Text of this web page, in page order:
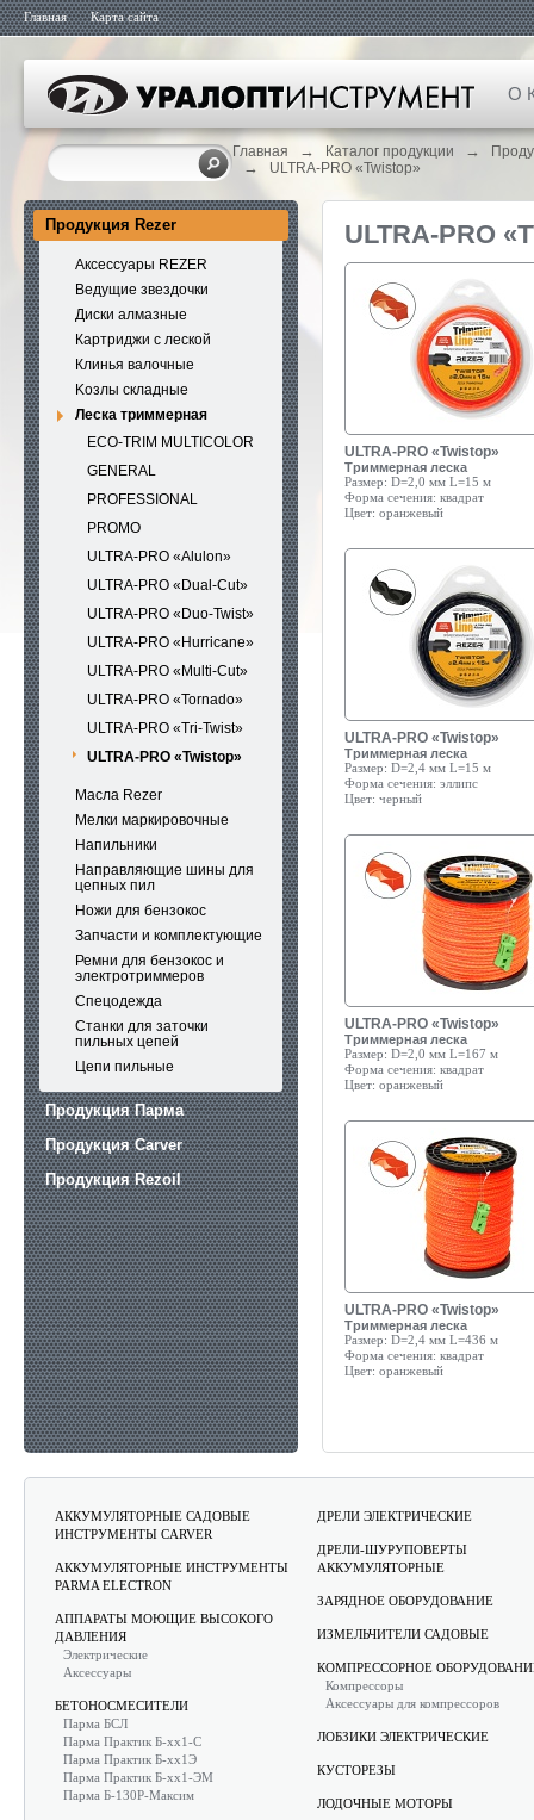
Главная Карта сайта
О
Главная → Каталог продукции →
→ ULTRA-PRO «Twistop»
Продукция Rezer
Аксессуары REZER
Ведущие звездочки
Диски алмазные
Картриджи с леской
Клинья валочные
Kозлы складные
Леска триммерная
ECO-TRIM MULTICOLOR
GENERAL
PROFESSIONAL
PROMO
ULTRA-PRO «Alulon»
ULTRA-PRO «Dual-Cut»
ULTRA-PRO «Duo-Twist»
ULTRA-PRO «Hurricane»
ULTRA-PRO «Multi-Cut»
ULTRA-PRO «Tornado»
ULTRA-PRO «Tri-Twist»
ULTRA-PRO «Twistop»
Масла Rezer
Мелки маркировочные
Напильники
Направляющие шины для
цепных пил
Ножи для бензокос
Запчасти и комплектующие
Ремни для бензокос и
электротриммеров
Спецодежда
Станки для заточки
пильных цепей
Цепи пильные
Продукция Парма
Продукция Carver
Продукция Rezoil
ULTRA-PRO
ULTRA-PRO «Twistop»
Триммерная леска
Размер: D=2,0 мм L=15 м
Форма сечения: квадрат
Цвет: оранжевый
ULTRA-PRO «Twistop»
Триммерная леска
Размер: D=2,4 мм L=15 м
Форма сечения: эллипс
Цвет: черный
ULTRA-PRO «Twistop»
Триммерная леска
Размер: D=2,0 мм L=167 м
Форма сечения: квадрат
Цвет: оранжевый
ULTRA-PRO «Twistop»
Триммерная леска
Размер: D=2,4 мм L=436 м
Форма сечения: квадрат
Цвет: оранжевый
АККУМУЛЯТОРНЫЕ САДОВЫЕ
ИНСТРУМЕНТЫ CARVER
АККУМУЛЯТОРНЫЕ ИНСТРУМЕНТЫ
PARMA ELECTRON
АППАРАТЫ МОЮЩИЕ ВЫСОКОГО
ДАВЛЕНИЯ
Электрические
Аксессуары
БЕТОНОСМЕСИТЕЛИ
Парма БСЛ
Парма Практик Б-хх1-С
Парма Практик Б-хх1Э
Парма Практик Б-хх1-ЭМ
Парма Б-130Р-Максим
ДРЕЛИ ЭЛЕКТРИЧЕСКИЕ
ДРЕЛИ-ШУРУПОВЕРТЫ
АККУМУЛЯТОРНЫЕ
ЗАРЯДНОЕ ОБОРУДОВАНИЕ
ИЗМЕЛЬЧИТЕЛИ САДОВЫЕ
КОМПРЕССОРНОЕ
Компрессоры
Аксессуары для компрессоров
ЛОБЗИКИ ЭЛЕКТРИЧЕСКИЕ
КУСТОРЕЗЫ
ЛОДОЧНЫЕ МОТОРЫ